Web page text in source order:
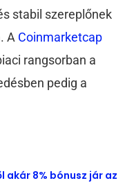
stabil szereplőnek
A Coinmarketcap
rangsorban a
pedig a
akár 8% bónusz jár az